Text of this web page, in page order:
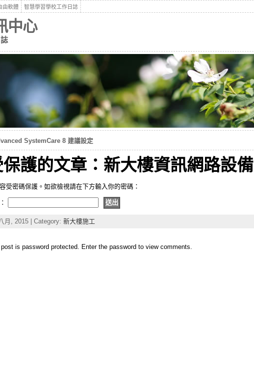
由軟體 智慧學習學校工作日誌
中心
SystemCare 8 建議設定
保護的文章：新大樓資訊網路設備
受密碼保護。如欲檢視請在下方輸入你的密碼：
月, 2015 | Category: 新大樓施工
is password protected. Enter the password to view comments.